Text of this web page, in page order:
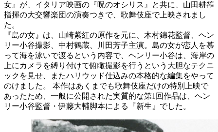
女』が、イタリア映画の『呪のオシリス』と共に、山田耕筰
指揮の大交響楽団の演奏つきで、歌舞伎座で上映されまし
た。
『島の女』は、山崎紫紅の原作を元に、木村錦花監督、ヘン
リー小谷撮影、中村鶴蔵、川田芳子主演。島の女が恋人を慕
って海を泳いで渡るという内容で、ヘンリー小谷は、海岸の
上にカメラを縛り付けて俯瞰撮影を行うという大胆なテクニ
ックを見せ、またハリウッド仕込みの本格的な編集をやって
のけました。 本作はあくまでも歌舞伎座だけの特別上映で
あったため、一般に公開された実質的な第1回作品は、ヘン
リー小谷監督・伊藤大輔脚本による『新生』でした。